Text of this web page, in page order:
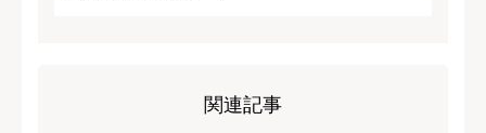
関連記事